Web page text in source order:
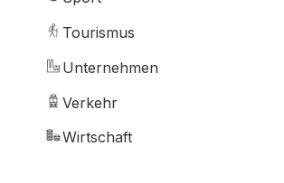
Tourismus
Unternehmen
Verkehr
Wirtschaft